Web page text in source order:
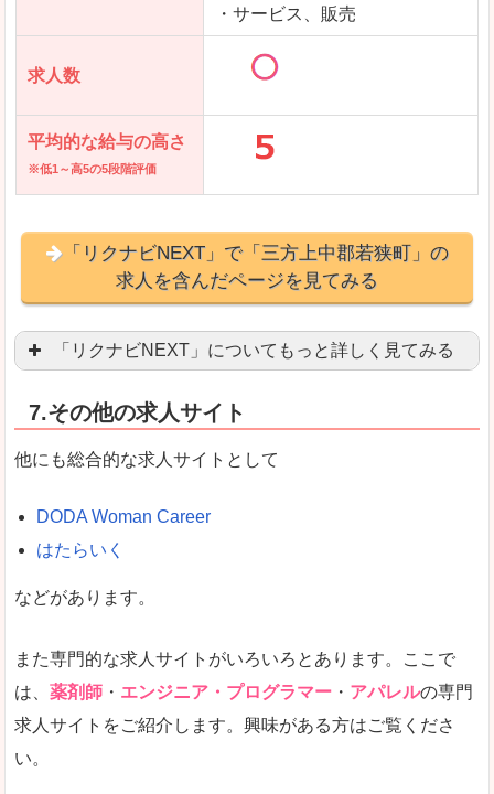
・サービス、販売
求人数
平均的な給与の高さ
※低1～高5の5段階評価
「リクナビNEXT」で「三方上中郡若狭町」の
求人を含んだページを見てみる
「リクナビNEXT」についてもっと詳しく見てみる
良いところ
悪いところ
未経験 未経験の求人もあります
営業職を探している方にとっては、有利なサイト
7.その他の求人サイト
他にも総合的な求人サイトとして
DODA Woman Career
はたらいく
などがあります。
また専門的な求人サイトがいろいろとあります。ここで
は、 薬剤師 ・ エンジニア・プログラマー ・ アパレルの専門
求人サイトをご紹介します。興味がある方はご覧くださ
い。